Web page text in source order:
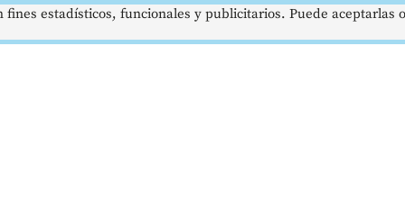
estadísticos, funcionales y publicitarios. Puede aceptarlas